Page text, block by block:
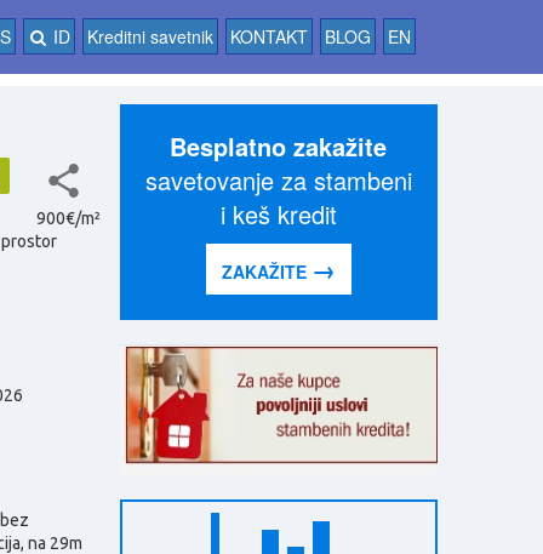
ID Kreditni savetnik KONTAKT BLOG
EN
900€/m²
na 29m
Besplatno zakažite
savetovanje za stambeni
i keš kredit
ZAKAŽITE →